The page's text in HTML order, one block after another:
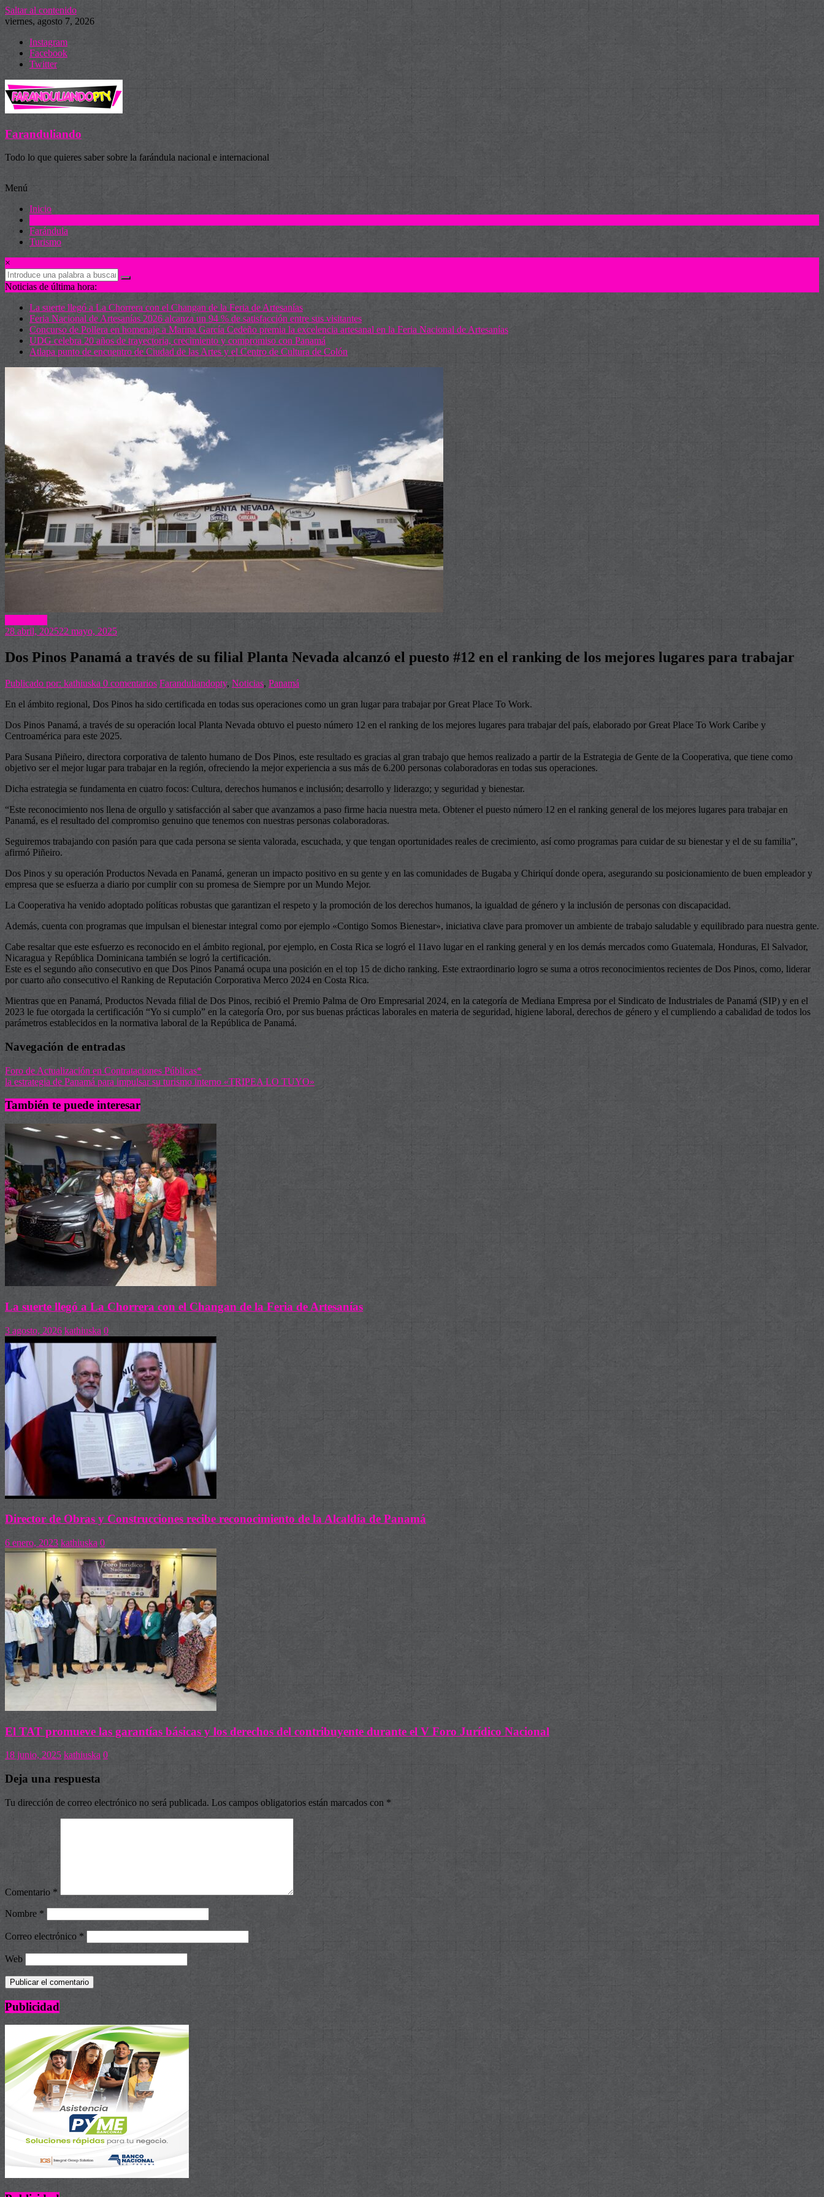
Saltar al contenido
viernes, agosto 7, 2026
Instagram
Facebook
Twitter
Faranduliando
Todo lo que quieres saber sobre la farándula nacional e internacional
Menú
Inicio
Farándula
Turismo
×
Noticias de última hora:
La suerte llegó a La Chorrera con el Changan de la Feria de Artesanías
Feria Nacional de Artesanías 2026 alcanza un 94 % de satisfacción entre sus visitantes
Concurso de Pollera en homenaje a Marina García Cedeño premia la excelencia artesanal en la Feria Nacional de Artesanías
UDG celebra 20 años de trayectoria, crecimiento y compromiso con Panamá
Atlapa punto de encuentro de Ciudad de las Artes y el Centro de Cultura de Colón
28 abril, 202522 mayo, 2025
Dos Pinos Panamá a través de su filial Planta Nevada alcanzó el puesto #12 en el ranking de los mejores lugares para trabajar
Publicado por: kathiuska 0 comentarios Faranduliandopty, Noticias, Panamá
En el ámbito regional, Dos Pinos ha sido certificada en todas sus operaciones como un gran lugar para trabajar por Great Place To Work.
Dos Pinos Panamá, a través de su operación local Planta Nevada obtuvo el puesto número 12 en el ranking de los mejores lugares para trabajar del país, elaborado por Great Place To Work Caribe y
Centroamérica para este 2025.
Para Susana Piñeiro, directora corporativa de talento humano de Dos Pinos, este resultado es gracias al gran trabajo que hemos realizado a partir de la Estrategia de Gente de la Cooperativa, que tiene como
objetivo ser el mejor lugar para trabajar en la región, ofreciendo la mejor experiencia a sus más de 6.200 personas colaboradoras en todas sus operaciones.
Dicha estrategia se fundamenta en cuatro focos: Cultura, derechos humanos e inclusión; desarrollo y liderazgo; y seguridad y bienestar.
“Este reconocimiento nos llena de orgullo y satisfacción al saber que avanzamos a paso firme hacia nuestra meta. Obtener el puesto número 12 en el ranking general de los mejores lugares para trabajar en
Panamá, es el resultado del compromiso genuino que tenemos con nuestras personas colaboradoras.
Seguiremos trabajando con pasión para que cada persona se sienta valorada, escuchada, y que tengan oportunidades reales de crecimiento, así como programas para cuidar de su bienestar y el de su familia”,
afirmó Piñeiro.
Dos Pinos y su operación Productos Nevada en Panamá, generan un impacto positivo en su gente y en las comunidades de Bugaba y Chiriquí donde opera, asegurando su posicionamiento de buen empleador y
empresa que se esfuerza a diario por cumplir con su promesa de Siempre por un Mundo Mejor.
La Cooperativa ha venido adoptado políticas robustas que garantizan el respeto y la promoción de los derechos humanos, la igualdad de género y la inclusión de personas con discapacidad.
Además, cuenta con programas que impulsan el bienestar integral como por ejemplo «Contigo Somos Bienestar», iniciativa clave para promover un ambiente de trabajo saludable y equilibrado para nuestra gente.
Cabe resaltar que este esfuerzo es reconocido en el ámbito regional, por ejemplo, en Costa Rica se logró el 11avo lugar en el ranking general y en los demás mercados como Guatemala, Honduras, El Salvador,
Nicaragua y República Dominicana también se logró la certificación.
Este es el segundo año consecutivo en que Dos Pinos Panamá ocupa una posición en el top 15 de dicho ranking. Este extraordinario logro se suma a otros reconocimientos recientes de Dos Pinos, como, liderar
por cuarto año consecutivo el Ranking de Reputación Corporativa Merco 2024 en Costa Rica.
Mientras que en Panamá, Productos Nevada filial de Dos Pinos, recibió el Premio Palma de Oro Empresarial 2024, en la categoría de Mediana Empresa por el Sindicato de Industriales de Panamá (SIP) y en el
2023 le fue otorgada la certificación “Yo si cumplo” en la categoría Oro, por sus buenas prácticas laborales en materia de seguridad, higiene laboral, derechos de género y el cumpliendo a cabalidad de todos los
parámetros establecidos en la normativa laboral de la República de Panamá.
Navegación de entradas
Foro de Actualización en Contrataciones Públicas*
la estrategia de Panamá para impulsar su turismo interno «TRIPEA LO TUYO»
También te puede interesar
La suerte llegó a La Chorrera con el Changan de la Feria de Artesanías
3 agosto, 2026 kathiuska 0
Director de Obras y Construcciones recibe reconocimiento de la Alcaldía de Panamá
6 enero, 2023 kathiuska 0
El TAT promueve las garantías básicas y los derechos del contribuyente durante el V Foro Jurídico Nacional
18 junio, 2025 kathiuska 0
Deja una respuesta
Tu dirección de correo electrónico no será publicada. Los campos obligatorios están marcados con *
Comentario *
Nombre *
Correo electrónico *
Web
Publicidad